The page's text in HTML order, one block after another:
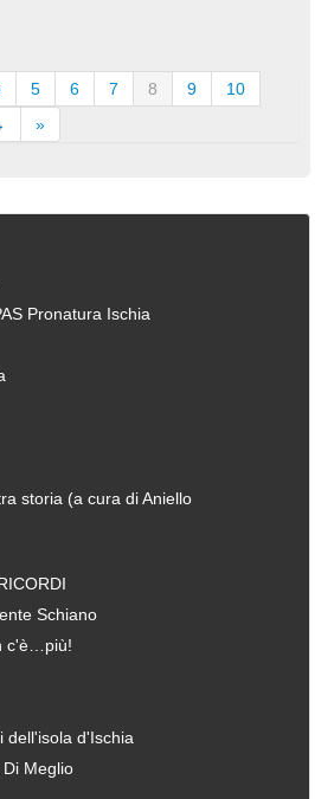
5 6 7 8 9
10
»
Pronatura Ischia
storia (a cura di Aniello
Schiano
c'è…più!
dell'isola d'Ischia
Meglio